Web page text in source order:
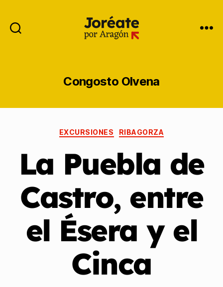
Congosto Olvena
EXCURSIONES RIBAGORZA
La Puebla de
Castro, entre
el Ésera y el
Cinca